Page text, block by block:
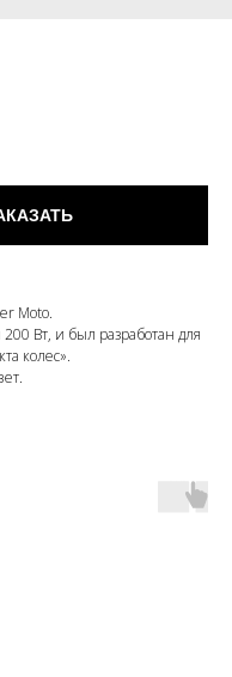
Moto.
Вт, и был разработан для
колес».